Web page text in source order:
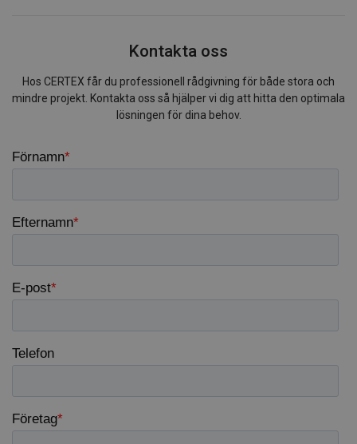
Kontakta oss
Hos CERTEX får du professionell rådgivning för både stora och
mindre projekt. Kontakta oss så hjälper vi dig att hitta den optimala
lösningen för dina behov.